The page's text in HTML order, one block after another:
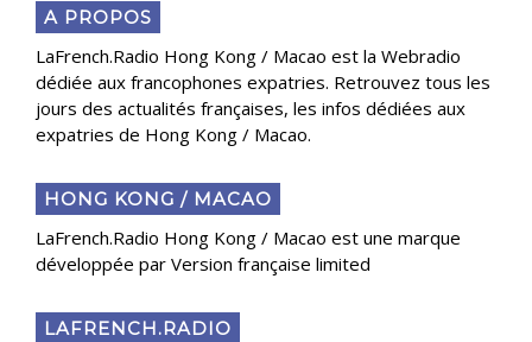
A PROPOS
LaFrench.Radio Hong Kong / Macao est la Webradio
dédiée aux francophones expatries. Retrouvez tous les
jours des actualités françaises, les infos dédiées aux
expatries de Hong Kong / Macao.
HONG KONG / MACAO
LaFrench.Radio Hong Kong / Macao est une marque
développée par Version française limited
LAFRENCH.RADIO